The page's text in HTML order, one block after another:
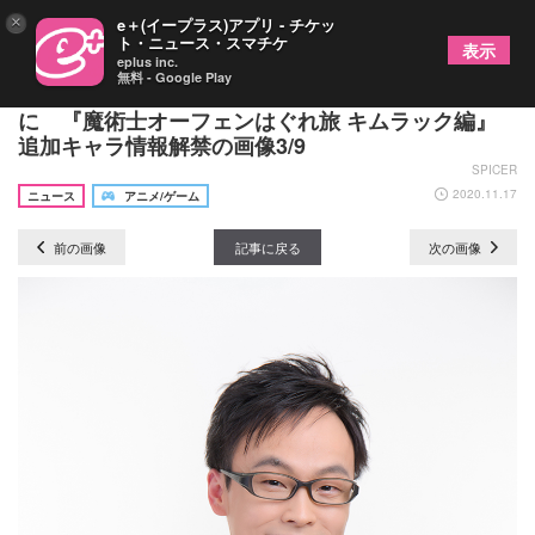
下妻由幸・杉田智和・坂本真綾・子安武人が追加
に 『魔術士オーフェンはぐれ旅 キムラック編』
追加キャラ情報解禁の画像3/9
SPICER
ニュース
アニメ/ゲーム 2020.11.17
前の画像 記事に戻る 次の画像
× e＋(イープラス)アプリ - チケッ
ト・ニュース・スマチケ
eplus inc.
無料 - Google Play
表示